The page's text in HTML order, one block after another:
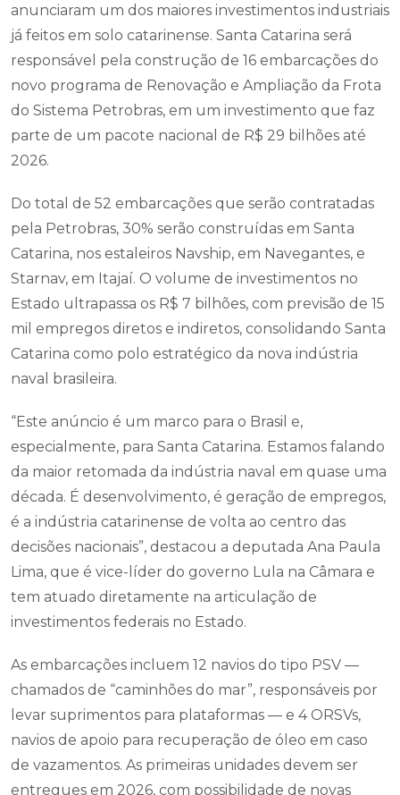
anunciaram um dos maiores investimentos industriais
já feitos em solo catarinense. Santa Catarina será
responsável pela construção de 16 embarcações do
novo programa de Renovação e Ampliação da Frota
do Sistema Petrobras, em um investimento que faz
parte de um pacote nacional de R$ 29 bilhões até
2026.
Do total de 52 embarcações que serão contratadas
pela Petrobras, 30% serão construídas em Santa
Catarina, nos estaleiros Navship, em Navegantes, e
Starnav, em Itajaí. O volume de investimentos no
Estado ultrapassa os R$ 7 bilhões, com previsão de 15
mil empregos diretos e indiretos, consolidando Santa
Catarina como polo estratégico da nova indústria
naval brasileira.
“Este anúncio é um marco para o Brasil e,
especialmente, para Santa Catarina. Estamos falando
da maior retomada da indústria naval em quase uma
década. É desenvolvimento, é geração de empregos,
é a indústria catarinense de volta ao centro das
decisões nacionais”, destacou a deputada Ana Paula
Lima, que é vice-líder do governo Lula na Câmara e
tem atuado diretamente na articulação de
investimentos federais no Estado.
As embarcações incluem 12 navios do tipo PSV —
chamados de “caminhões do mar”, responsáveis por
levar suprimentos para plataformas — e 4 ORSVs,
navios de apoio para recuperação de óleo em caso
de vazamentos. As primeiras unidades devem ser
entregues em 2026, com possibilidade de novas